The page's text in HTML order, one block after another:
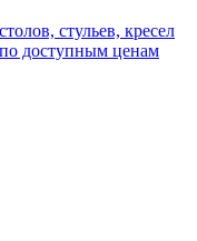
стульев, кресел
доступным ценам